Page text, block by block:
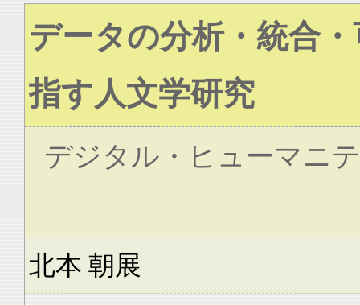
データの分析・統合
指す人文学研究
デジタル・ヒューマニ
北本 朝展